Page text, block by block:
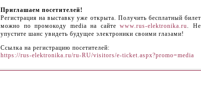
Приглашаем посетителей!
Регистрация на выставку уже открыта. Получить бесплатный билет
можно по промокоду media на сайтеwww.rus-elektronika.ru. Не
упустите шанс увидеть будущее электроники своими глазами!
Ссылка на регистрацию посетителей:
https://rus-elektronika.ru/ru-RU/visitors/e-ticket.aspx?promo=media